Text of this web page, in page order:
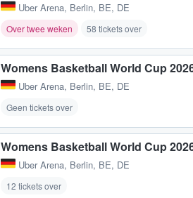
Uber Arena, Berlin, BE, DE
Over twee weken 58 tickets over
Womens Basketball World Cup
Uber Arena, Berlin, BE, DE
Geen tickets over
Womens Basketball World Cup
Uber Arena, Berlin, BE, DE
12 tickets over